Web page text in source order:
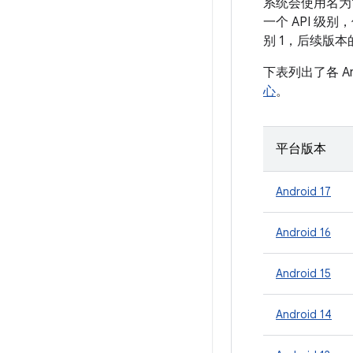
系统会使用名
一个 API 级别
别 1，后续版本
下表列出了各
心。
平台版本
Android 17
Android 16
Android 15
Android 14